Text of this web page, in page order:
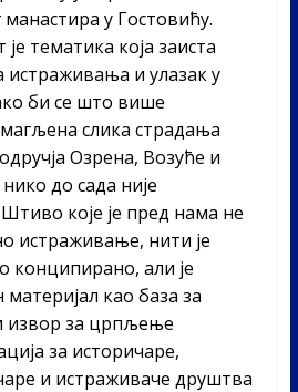
у Гостовићу.
је тематика која заиста
истраживања и улазак у
би се што више
слика страдања
Озрена, Возуће и
до сада није
које је пред нама не
истраживање, нити је
конципирано, али је
материјал као база за
извор за црпљење
за историчаре,
и истраживаче друштва